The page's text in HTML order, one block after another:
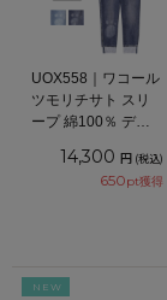
UOX558｜ワコール
ツモリチサト スリ
ープ 綿100％ デニ
裏毛素材 ルームウ
ェア ボトム ロング
14,300 円 (税込)
650pt獲得
NEW